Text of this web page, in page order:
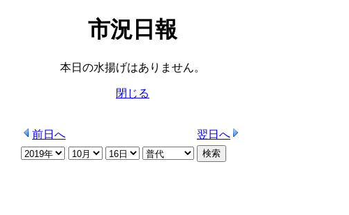
市況日報
本日の水揚げはありません。
閉じる
前日へ 翌日へ
検索